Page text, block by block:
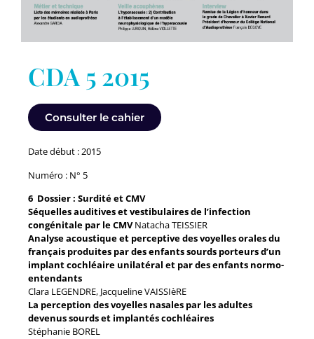
CDA 5 2015
Consulter le cahier
Date début : 2015
Numéro : N° 5
6 Dossier : Surdité et CMV
Séquelles auditives et vestibulaires de l’infection
congénitale par le CMVNatacha TEISSIER
Analyse acoustique et perceptive des voyelles orales du
français produites par des enfants sourds porteurs d’un
implant cochléaire unilatéral et par des enfants normo-
entendants
Clara LEGENDRE, Jacqueline VAISSIèRE
La perception des voyelles nasales par les adultes
devenus sourds et implantés cochléaires
Stéphanie BOREL